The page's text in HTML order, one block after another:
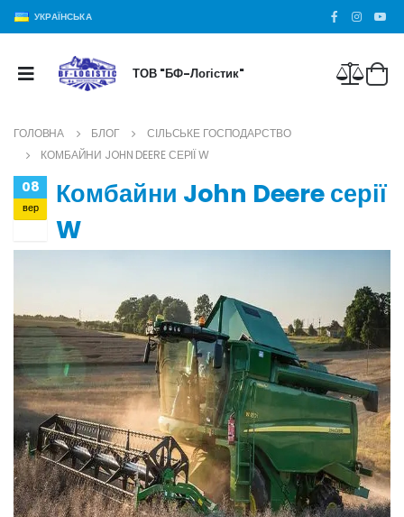
УКРАЇНСЬКА
ТОВ "БФ-Логістик"
ГОЛОВНА БЛОГ
СІЛЬСЬКЕ ГОСПОДАРСТВО
КОМБАЙНИ JOHN DEERE СЕРІЇ W
08
вер
Комбайни John Deere серії
W